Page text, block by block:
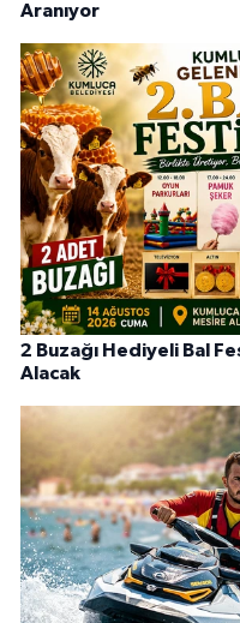
Aranıyor
2 Buzağı Hediyeli Bal
Alacak